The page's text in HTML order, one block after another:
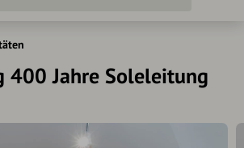
400 Jahre Soleleitung